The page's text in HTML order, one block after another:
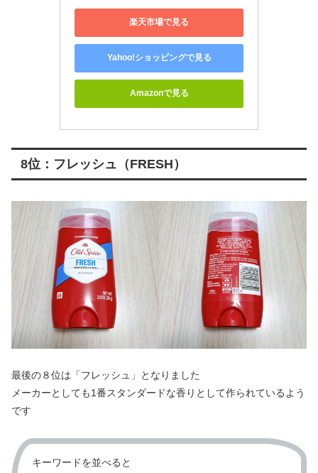
楽天市場で見る
Yahoo!ショッピングで見る
Amazonで見る
8位：フレッシュ（FRESH）
最後の８位は「フレッシュ」となりました
メーカーとしても1番スタンダードな香りとして作られているよう
です
キーワードを並べると